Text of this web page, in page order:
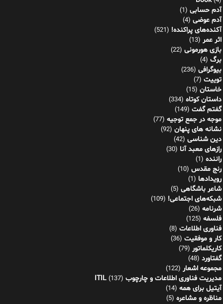
آدم حسابی (1)
آدم عوضی (4)
آکنده‌های پراکنده! (521)
اثر عمر (13)
بازی هورمونی (22)
برگ (4)
بیوگرافی (236)
توییت (7)
خاستان (15)
داستان کوتاه (334)
گفتم گفت (149)
موجه در جمع توجیه (77)
نشانه های پنهان (92)
دین شناسی (42)
رازهای معبد آنا (30)
راننده (1)
رنج مقدس (10)
رویدادها (1)
شاعر باشگاهی (5)
شبکه‌های اجتماعی! (109)
شرنامه (26)
فلسفه (125)
فناوری اطلاعات (8)
کار و موفقیت (36)
کاریکلماتور (79)
گفتاورد (48)
مجموعه اشعار (122)
مدیریت فناوری اطلاعات و چارچوب ITIL (137)
آیتیل برای همه (14)
مناظره و مشاعره (5)